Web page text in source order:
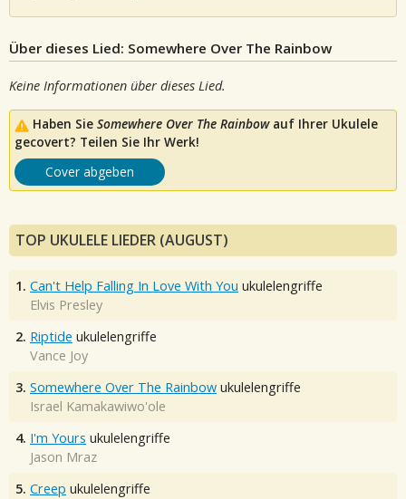
Über dieses Lied: Somewhere Over The Rainbow
Keine Informationen über dieses Lied.
Haben Sie Somewhere Over The Rainbowauf Ihrer Ukulele
gecovert? Teilen Sie Ihr Werk!
Cover abgeben
TOP UKULELE LIEDER (AUGUST)
1. Can't Help Falling In Love With You ukulelengriffe
Elvis Presley
2. Riptide ukulelengriffe
Vance Joy
3. Somewhere Over The Rainbow ukulelengriffe
Israel Kamakawiwo'ole
4. I'm Yours ukulelengriffe
Jason Mraz
5. Creep ukulelengriffe